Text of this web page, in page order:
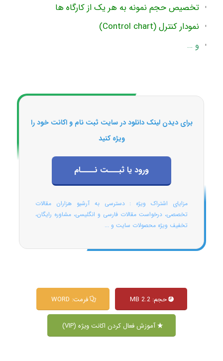
تخصیص حجم نمونه به هر یک از کارگاه ها
نمودار کنترل (Control chart)
و …
برای دیدن لینک دانلود در سایت ثبت نام و اکانت خود را
ویژه کنید
ورود یا ثبـــت نــــام
مزایای اشتراک ویژه : دسترسی به آرشیو هزاران مقالات
تخصصی، درخواست مقالات فارسی و انگلیسی، مشاوره رایگان،
تخفیف ویژه محصولات سایت و ...
حجم: 2.2 MB فرمت: WORD
آموزش فعال کردن اکانت ویژه (VIP)